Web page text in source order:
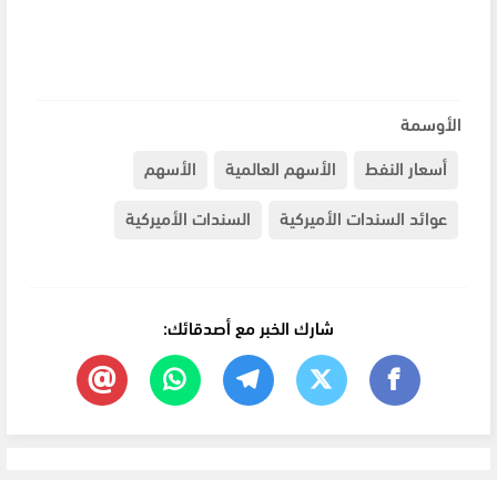
الأوسمة
أسعار النفط
الأسهم العالمية
الأسهم
عوائد السندات الأميركية
السندات الأميركية
شارك الخبر مع أصدقائك: